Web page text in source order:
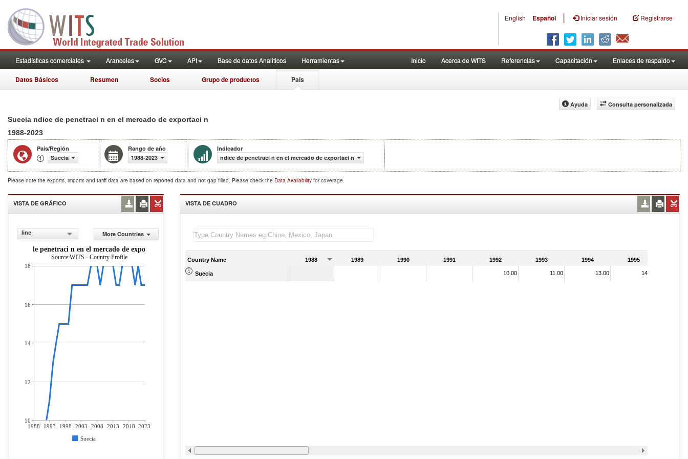
English Español | Iniciar sesión Registrarse
Estadísticas comerciales Aranceles GVC API Base de datos Analiticos Herramientas Inicio Acerca de WITS Referencias Capacitación Enlaces de respaldo
Datos Básicos Resumen Socios Grupo de productos País
Consulta personalizada
Ayuda
Suecia ndice de penetraci n en el mercado de exportaci n
1988-2023
País/Región
Suecia
Rango de año
1988-2023
Indicador
ndice de penetraci n en el mercado de exportaci n
Please note the exports, imports and tariff data are based on reported data and not gap filled. Please check the Data Availability for coverage.
VISTA DE GRÁFICO
line
More Countries
ndice de penetraci n en el mercado de exportaci n
Source:WITS - Country Profile
1988 1993 1998 2003 2008 2013 2018 2023
Suecia
18
16
14
12
10
VISTA DE CUADRO
Country Name 1988 1989 1990 1991 1992 1993 1994 1995
Suecia 10.00 11.00 13.00 14.00